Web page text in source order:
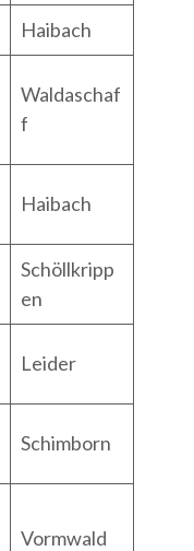
Haibach
Waldaschaf
f
Haibach
Schöllkripp
en
Leider
Schimborn
Vormwald